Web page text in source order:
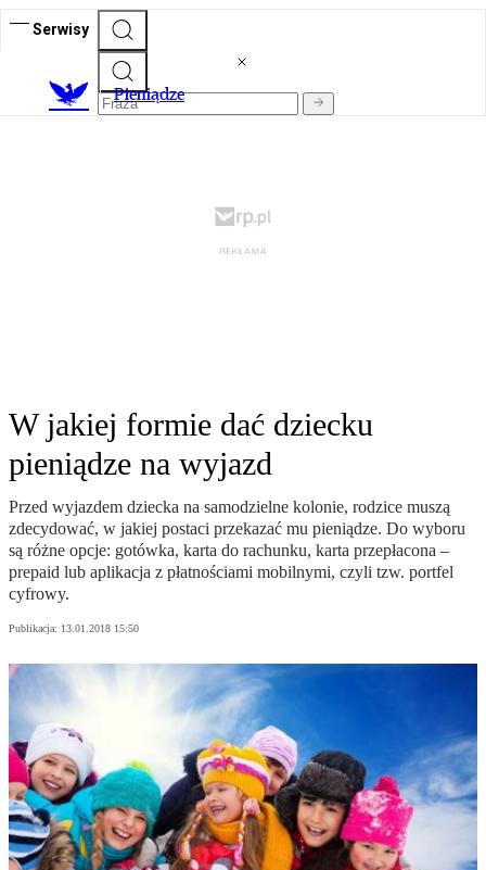
Serwisy
Pieniądze
W jakiej formie dać dziecku
pieniądze na wyjazd
Przed wyjazdem dziecka na samodzielne kolonie, rodzice muszą
zdecydować, w jakiej postaci przekazać mu pieniądze. Do wyboru
są różne opcje: gotówka, karta do rachunku, karta przepłacona –
prepaid lub aplikacja z płatnościami mobilnymi, czyli tzw. portfel
cyfrowy.
Publikacja: 13.01.2018 15:50